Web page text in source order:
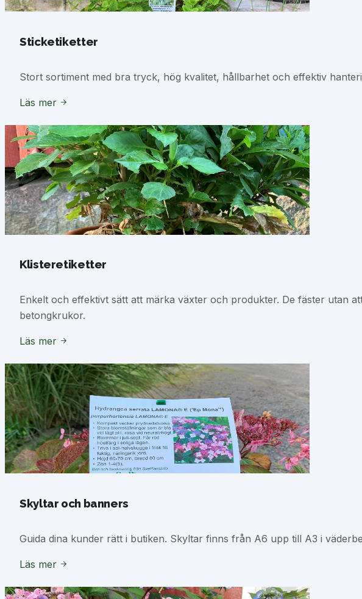
Sticketiketter
Stort sortiment med bra tryck, hög kvalitet, hållbarhet och effektiv
Läs mer
Klisteretiketter
Enkelt och effektivt sätt att märka växter och produkter. De fäster utan
betongkrukor.
Läs mer
Skyltar och banners
Guida dina kunder rätt i butiken. Skyltar finns från A6 upp till A3 i
Läs mer